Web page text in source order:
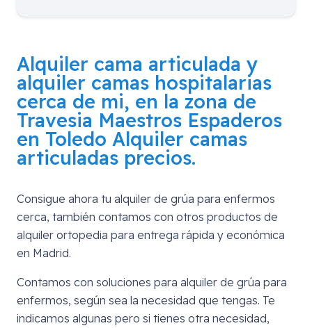
Alquiler cama articulada y
alquiler camas hospitalarias
cerca de mi, en la zona de
Travesia Maestros Espaderos
en Toledo Alquiler camas
articuladas precios.
Consigue ahora tu alquiler de grúa para enfermos
cerca, también contamos con otros productos de
alquiler ortopedia para entrega rápida y económica
en Madrid.
Contamos con soluciones para alquiler de grúa para
enfermos, según sea la necesidad que tengas. Te
indicamos algunas pero si tienes otra necesidad,